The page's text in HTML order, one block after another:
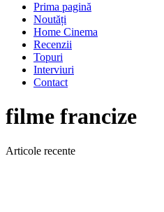
Prima pagină
Noutăți
Home Cinema
Recenzii
Topuri
Interviuri
Contact
filme francize
Articole recente